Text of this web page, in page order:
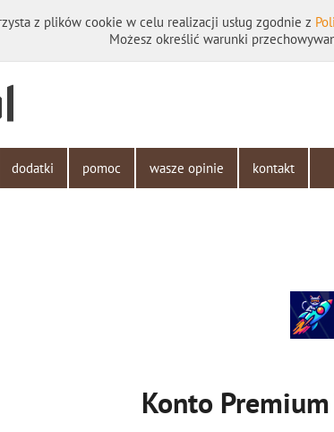
z plików cookie w celu realizacji usług zgodnie z
Możesz określić warunki
dodatki pomoc wasze opinie kontakt
Konto